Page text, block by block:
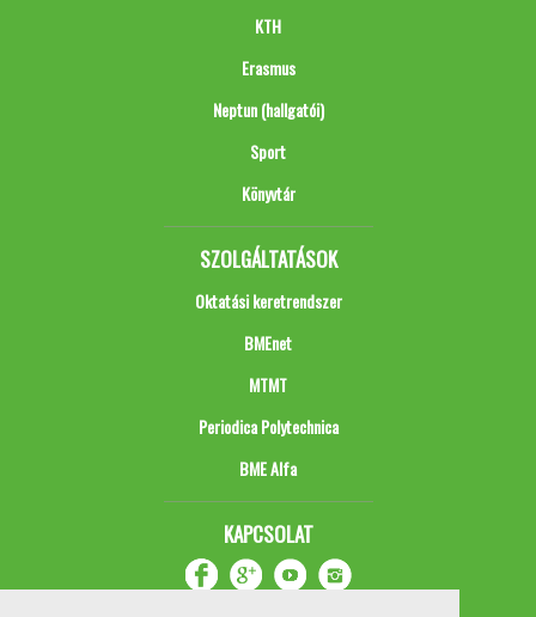
KTH
Erasmus
Neptun (hallgatói)
Sport
Könyvtár
SZOLGÁLTATÁSOK
Oktatási keretrendszer
BMEnet
MTMT
Periodica Polytechnica
BME Alfa
KAPCSOLAT